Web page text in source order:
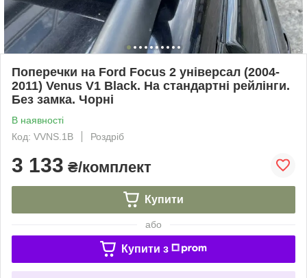
Поперечки на Ford Focus 2 універсал (2004-
2011) Venus V1 Black. На стандартні рейлінги.
Без замка. Чорні
В наявності
Код: VVNS.1B
Роздріб
3 133 ₴/комплект
Купити
або
Купити з